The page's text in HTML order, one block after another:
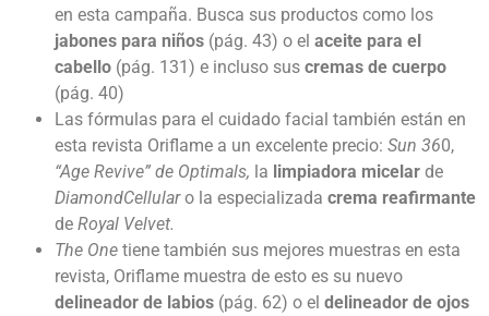
en esta campaña. Busca sus productos como los
jabones para niños (pág. 43) o el aceite para el
cabello (pág. 131) e incluso sus cremas de cuerpo
(pág. 40)
Las fórmulas para el cuidado facial también están en
esta revista Oriflame a un excelente precio: Sun 360,
“Age Revive” de Optimals, la limpiadora micelar de
DiamondCellularo la especializada crema reafirmante
de Royal Velvet.
The One tiene también sus mejores muestras en esta
revista, Oriflame muestra de esto es su nuevo
delineador de labios (pág. 62) o el delineador de ojos